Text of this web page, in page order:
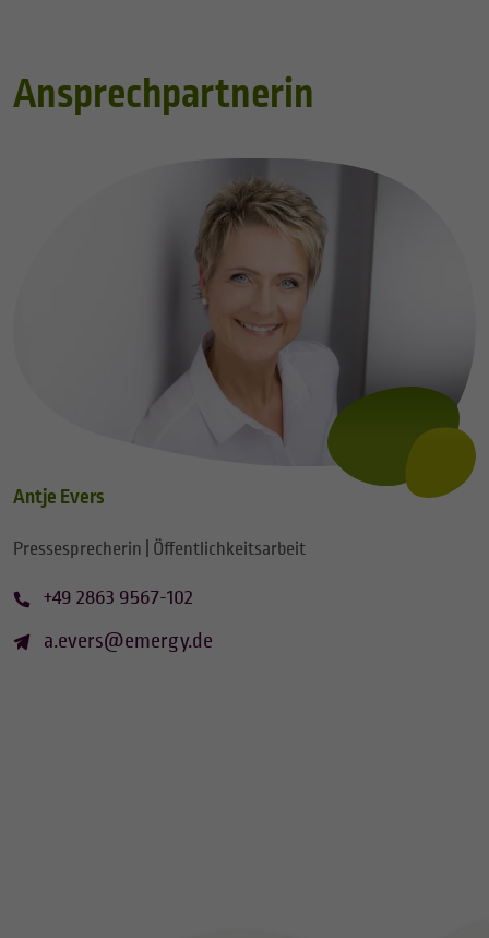
Ansprechpartnerin
Antje Evers
Pressesprecherin | Öffentlichkeitsarbeit
+49 2863 9567-102
a.evers@emergy.de